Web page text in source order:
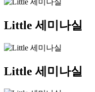
Little 세미나실
Little 세미나실